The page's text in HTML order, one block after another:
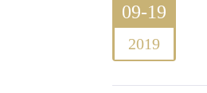
09-19
2019